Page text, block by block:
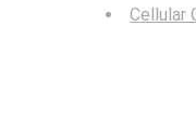
Cellular